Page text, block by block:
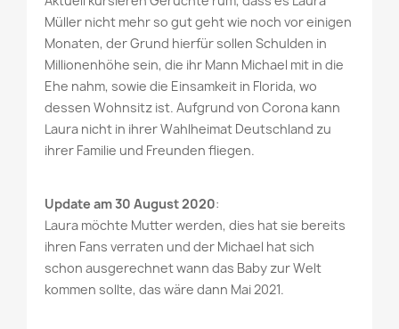
Müller nicht mehr so gut geht wie noch vor einigen
Monaten, der Grund hierfür sollen Schulden in
Millionenhöhe sein, die ihr Mann Michael mit in die
Ehe nahm, sowie die Einsamkeit in Florida, wo
dessen Wohnsitz ist. Aufgrund von Corona kann
Laura nicht in ihrer Wahlheimat Deutschland zu
ihrer Familie und Freunden fliegen.
Update am 30 August 2020:
Laura möchte Mutter werden, dies hat sie bereits
ihren Fans verraten und der Michael hat sich
schon ausgerechnet wann das Baby zur Welt
kommen sollte, das wäre dann Mai 2021.